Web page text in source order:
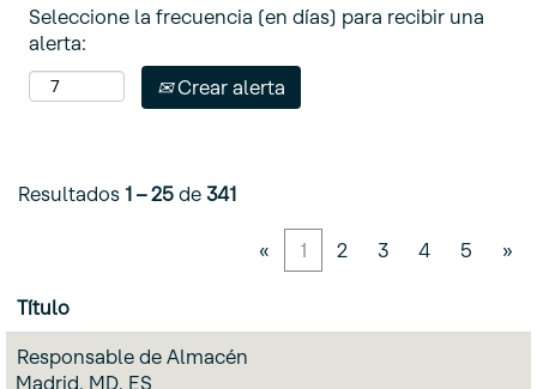
Seleccione la frecuencia (en días) para recibir una
alerta:
Crear alerta
Resultados 1 – 25 de 341
« 1 2 3 4 5 »
Título
Responsable de Almacén
Madrid, MD, ES